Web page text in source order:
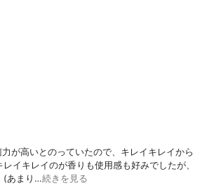
が高いとのっていたので、キレイキレイから
イキレイのが香りも使用感も好みでしたが、
(あまり…続きを見る